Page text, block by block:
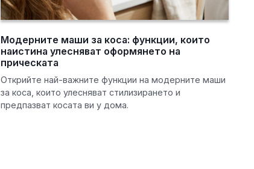
Модерните маши за коса: функции, които
наистина улесняват оформянето на
прическата
Открийте най-важните функции на модерните маши
за коса, които улесняват стилизирането и
предпазват косата ви у дома.